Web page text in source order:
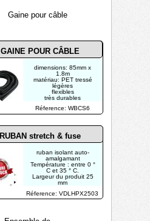
RUBAN stretch & fuse
Gaine pour câble
ruban isolant auto-
amalgamant
Température : entre 0 °
C et 35 ° C.
Largeur du produit 25
mm
Réference: VDLHPX2503
Réference: WBCS6
dimensions: 85mm x
1.8m
matériau: PET tressé
légères
flexibles
très durables
GAINE POUR CÂBLE